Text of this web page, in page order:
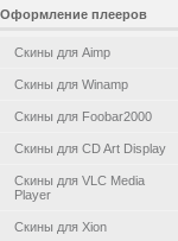
Оформление плееров
Скины для Aimp
Скины для Winamp
Скины для Foobar2000
Скины для CD Art Display
Скины для VLC Media
Player
Скины для Xion